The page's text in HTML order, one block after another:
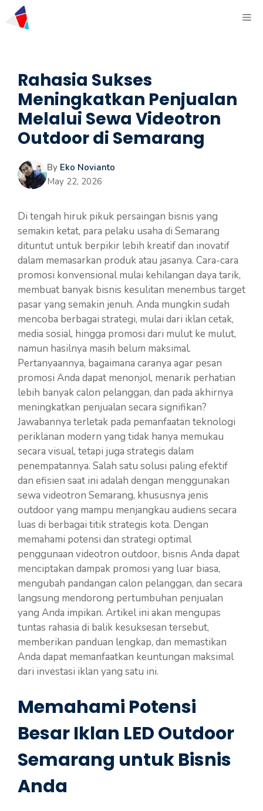
Rahasia Sukses
Meningkatkan Penjualan
Melalui Sewa Videotron
Outdoor di Semarang
By Eko Novianto
May 22, 2026
Di tengah hiruk pikuk persaingan bisnis yang
semakin ketat, para pelaku usaha di Semarang
dituntut untuk berpikir lebih kreatif dan inovatif
dalam memasarkan produk atau jasanya. Cara-cara
promosi konvensional mulai kehilangan daya tarik,
membuat banyak bisnis kesulitan menembus target
pasar yang semakin jenuh. Anda mungkin sudah
mencoba berbagai strategi, mulai dari iklan cetak,
media sosial, hingga promosi dari mulut ke mulut,
namun hasilnya masih belum maksimal.
Pertanyaannya, bagaimana caranya agar pesan
promosi Anda dapat menonjol, menarik perhatian
lebih banyak calon pelanggan, dan pada akhirnya
meningkatkan penjualan secara signifikan?
Jawabannya terletak pada pemanfaatan teknologi
periklanan modern yang tidak hanya memukau
secara visual, tetapi juga strategis dalam
penempatannya. Salah satu solusi paling efektif
dan efisien saat ini adalah dengan menggunakan
sewa videotron Semarang, khususnya jenis
outdoor yang mampu menjangkau audiens secara
luas di berbagai titik strategis kota. Dengan
memahami potensi dan strategi optimal
penggunaan videotron outdoor, bisnis Anda dapat
menciptakan dampak promosi yang luar biasa,
mengubah pandangan calon pelanggan, dan secara
langsung mendorong pertumbuhan penjualan
yang Anda impikan. Artikel ini akan mengupas
tuntas rahasia di balik kesuksesan tersebut,
memberikan panduan lengkap, dan memastikan
Anda dapat memanfaatkan keuntungan maksimal
dari investasi iklan yang satu ini.
Memahami Potensi
Besar Iklan LED Outdoor
Semarang untuk Bisnis
Anda